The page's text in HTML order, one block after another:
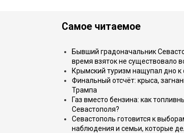
Самое читаемое
Бывший градоначальник
время взяток не существовало
Крымский туризм нащупал дно
Финальный отсчёт: крыса,
Трампа
Газ вместо бензина: как
Севастополя?
Севастополь готовится к
наблюдения и семьи, которые